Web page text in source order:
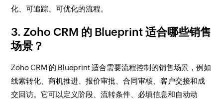
化、可追踪、可优化的流程。
3. Zoho CRM 的 Blueprint 适合哪些销售
场景？
Zoho CRM 的 Blueprint 适合需要流程控制的销售场景，例如
线索转化、商机推进、报价审批、合同审核、客户交接和成
交回访。它可以定义阶段、流转条件、必填信息和自动动